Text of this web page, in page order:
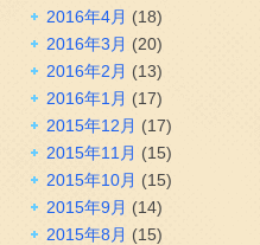
2016年4月 (18)
2016年3月 (20)
2016年2月 (13)
2016年1月 (17)
2015年12月 (17)
2015年11月 (15)
2015年10月 (15)
2015年9月 (14)
2015年8月 (15)